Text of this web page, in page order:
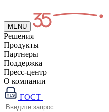
MENU
Решения
Продукты
Партнеры
Поддержка
Пресс-центр
О компании
ГОСТ